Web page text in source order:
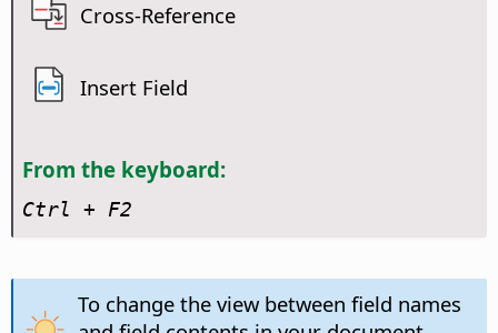
Cross-Reference
Insert Field
From the keyboard:
Ctrl + F2
To change the view between field names